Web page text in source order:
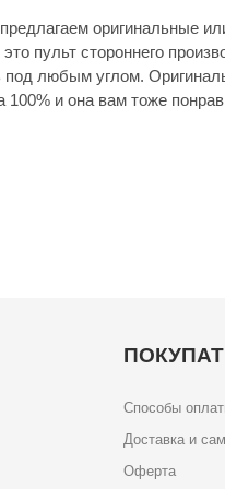
оригинальные
пульт стороннего
под любым углом.
и она вам тоже
Способы
Доставка и
Оферта